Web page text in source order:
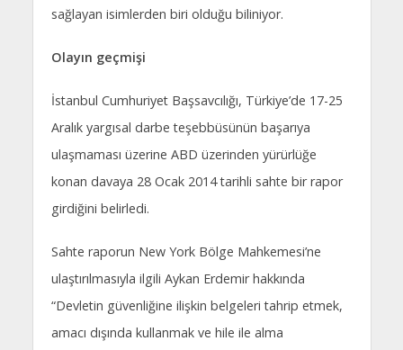
sağlayan isimlerden biri olduğu biliniyor.
Olayın geçmişi
İstanbul Cumhuriyet Başsavcılığı, Türkiye’de 17-25
Aralık yargısal darbe teşebbüsünün başarıya
ulaşmaması üzerine ABD üzerinden yürürlüğe
konan davaya 28 Ocak 2014 tarihli sahte bir rapor
girdiğini belirledi.
Sahte raporun New York Bölge Mahkemesi’ne
ulaştırılmasıyla ilgili Aykan Erdemir hakkında
“Devletin güvenliğine ilişkin belgeleri tahrip etmek,
amacı dışında kullanmak ve hile ile alma